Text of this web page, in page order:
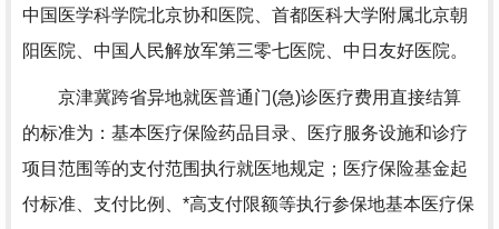
中国医学科学院北京协和医院、首都医科大学附属北京朝
阳医院、中国人民解放军第三零七医院、中日友好医院。
京津冀跨省异地就医普通门(急)诊医疗费用直接结算
的标准为：基本医疗保险药品目录、医疗服务设施和诊疗
项目范围等的支付范围执行就医地规定；医疗保险基金起
付标准、支付比例、*高支付限额等执行参保地基本医疗保